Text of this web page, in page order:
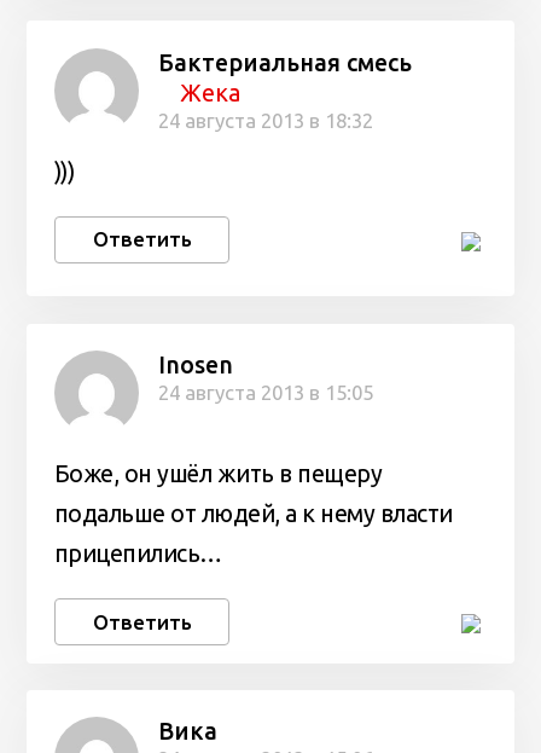
Бактериальная смесь
Жека
24 августа 2013 в 18:32
)))
Ответить
Inosen
24 августа 2013 в 15:05
Боже, он ушёл жить в пещеру
подальше от людей, а к нему власти
прицепились…
Ответить
Вика